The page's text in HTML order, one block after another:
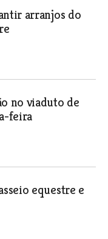
arranjos do
no viaduto de
feira
equestre e